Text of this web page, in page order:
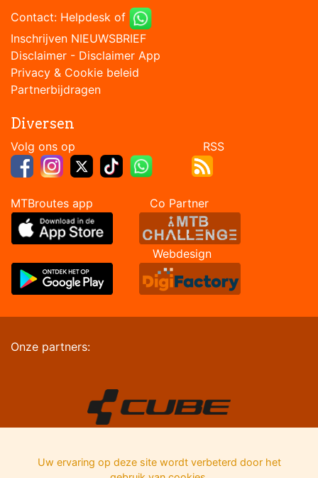
Contact: Helpdesk of
Inschrijven NIEUWSBRIEF
Disclaimer - Disclaimer App
Privacy & Cookie beleid
Partnerbijdragen
Diversen
Volg ons op RSS
MTBroutes app Co Partner
Webdesign
Onze partners:
Uw ervaring op deze site wordt verbeterd door het